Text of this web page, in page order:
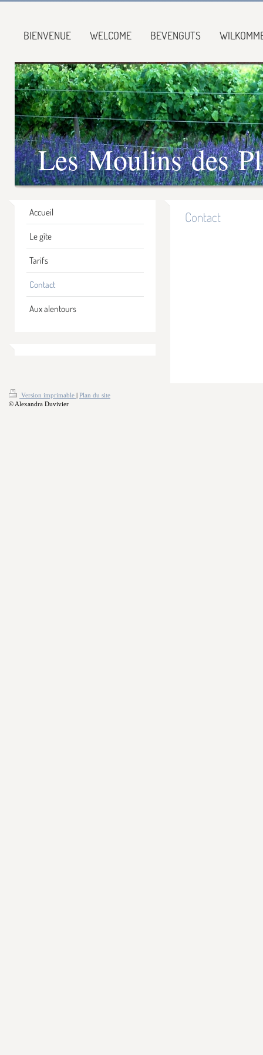
BIENVENUE WELCOME BEVENGUTS
Les Moulins des
Accueil
Le gîte
Tarifs
Contact
Aux alentours
Contact
Version imprimable | Plan du site
© Alexandra Duvivier